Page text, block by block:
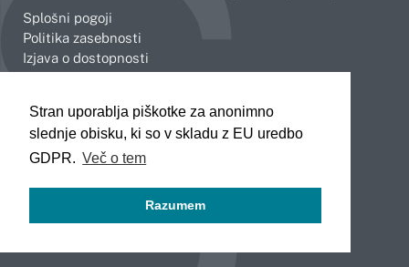
Stran uporablja piškotke za anonimno
slednje obisku, ki so v skladu z EU uredbo
GDPR. Več o tem
Razumem
Splošni pogoji
Politika zasebnosti
Izjava o dostopnosti
Celje
Koper
Kranj
Novo mesto
Slovenj Gradec